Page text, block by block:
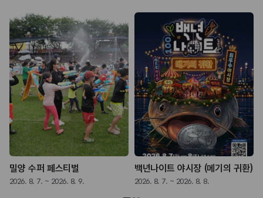
밀양 수퍼 페스티벌
2026. 8. 7. ~ 2026. 8. 9.
백년나이트 야시장 (메기의 귀환)
2026. 8. 7. ~ 2026. 8. 8.